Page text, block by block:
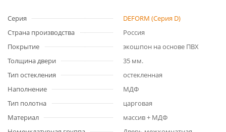
Серия
DEFORM (Серия D)
Страна производства
Россия
Покрытие
экошпон на основе ПВХ
Толщина двери
35 мм.
Тип остекления
остекленная
Наполнение
МДФ
Тип полотна
царговая
Материал
массив + МДФ